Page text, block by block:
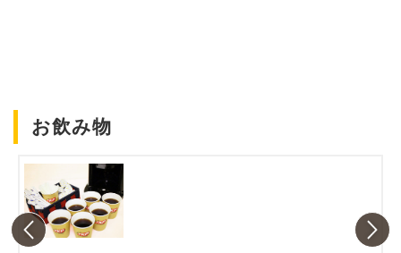
お飲み物